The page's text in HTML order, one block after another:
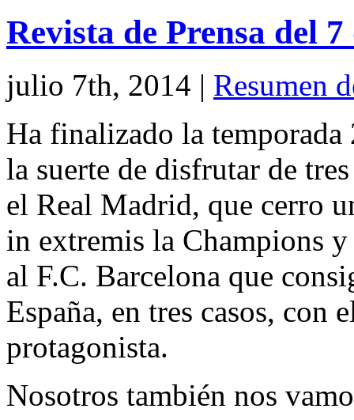
Revista de Prensa del
julio 7th, 2014 | Resumen
Ha finalizado la
la suerte de disfrutar de
el Real Madrid, que cerro
in extremis la Champions
al F.C. Barcelona que
España, en tres casos,
protagonista.
Nosotros también nos